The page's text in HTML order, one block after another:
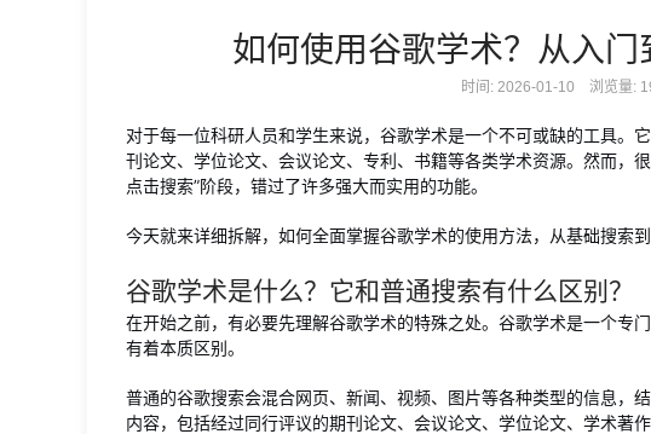
如何使用谷歌学术？从入
时间: 2026-01-10 浏览量:
对于每一位科研人员和学生来说，谷歌学术是一个不可或缺的工具。
刊论文、学位论文、会议论文、专利、书籍等各类学术资源。然而，
点击搜索”阶段，错过了许多强大而实用的功能。
今天就来详细拆解，如何全面掌握谷歌学术的使用方法，从基础搜索
谷歌学术是什么？它和普通搜索有什么区别？
在开始之前，有必要先理解谷歌学术的特殊之处。谷歌学术是一个专
有着本质区别。
普通的谷歌搜索会混合网页、新闻、视频、图片等各种类型的信息，
内容，包括经过同行评议的期刊论文、会议论文、学位论文、学术著